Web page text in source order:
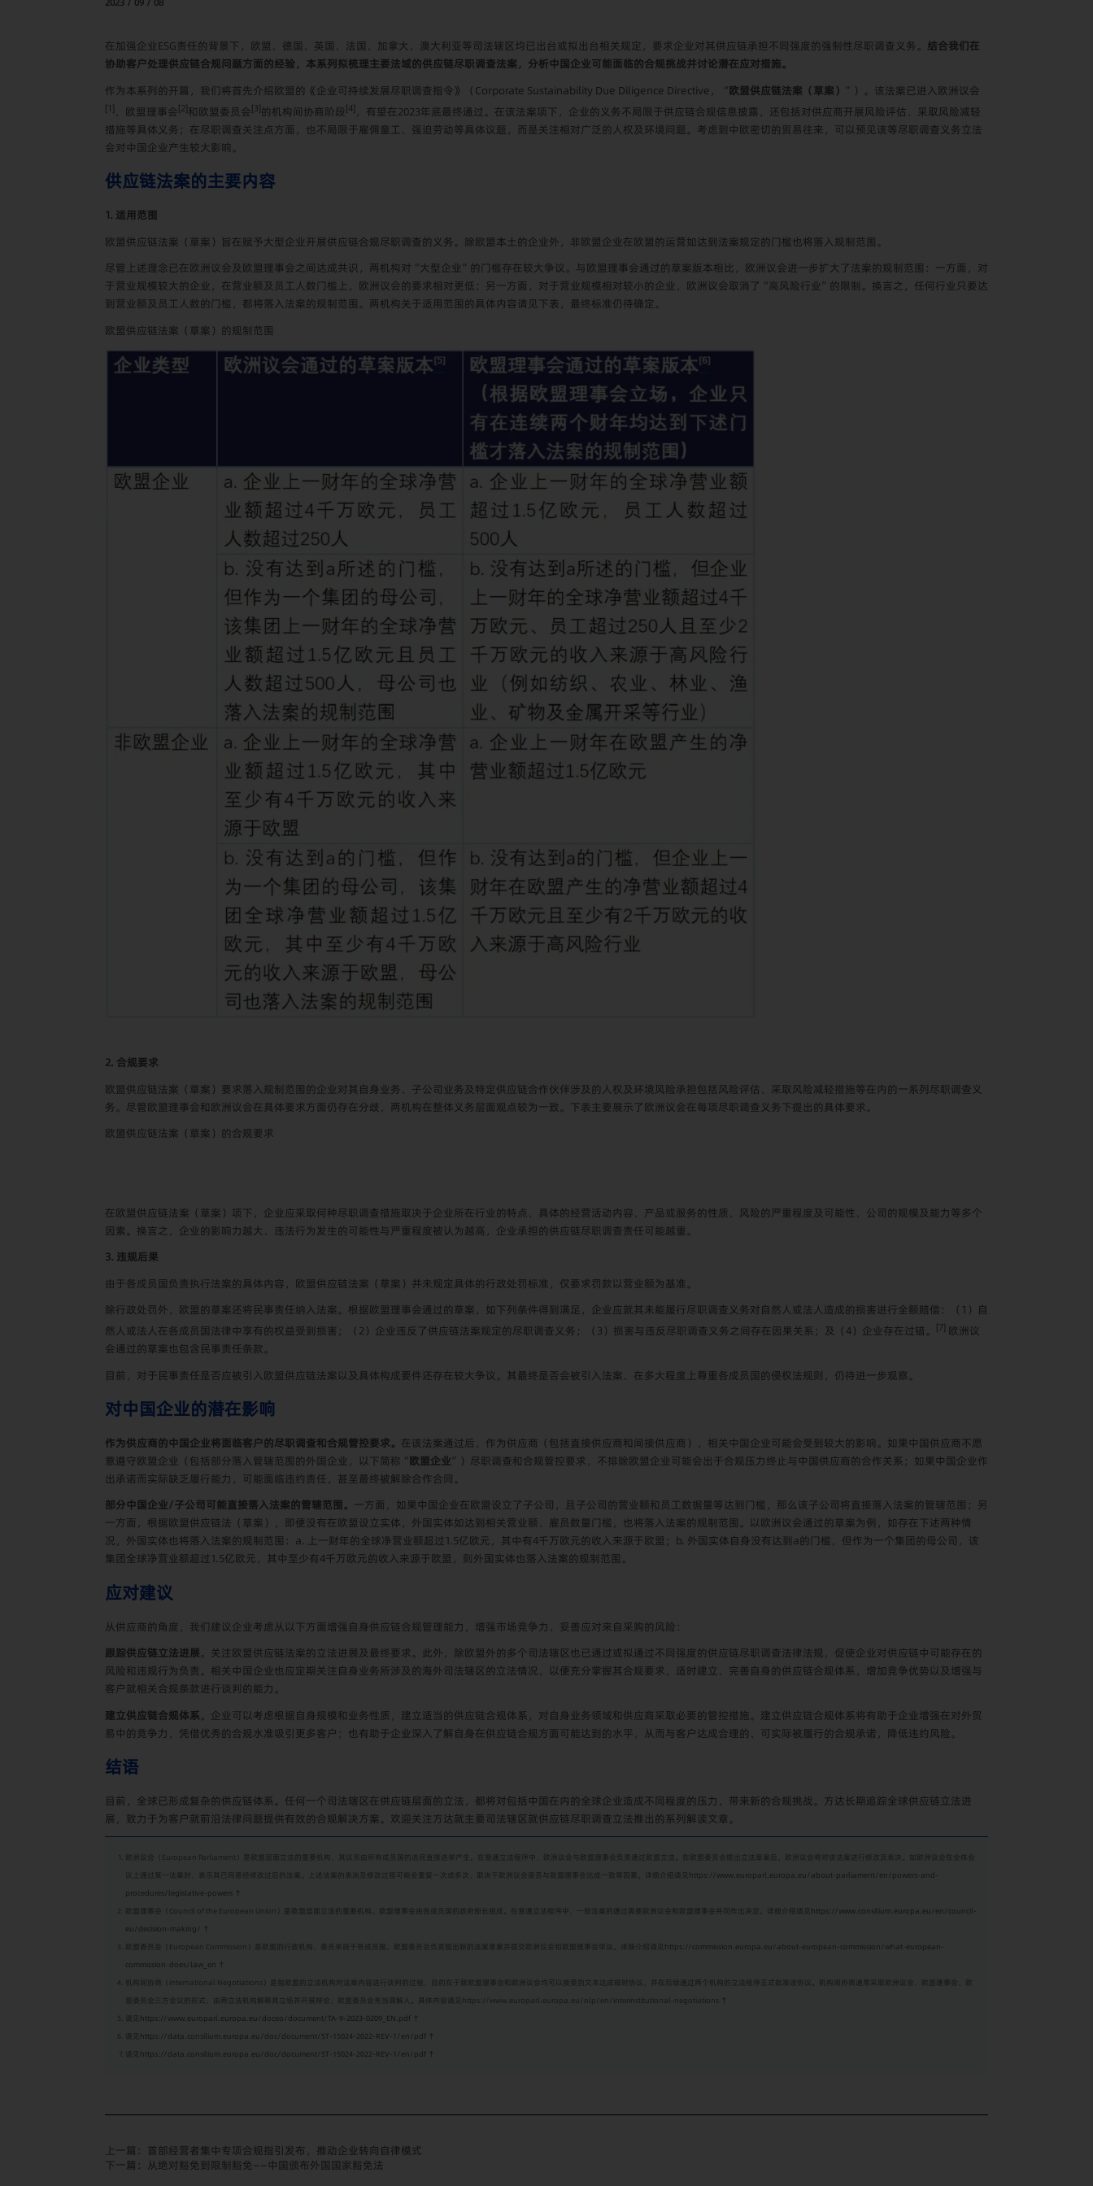
在加强企业ESG责任的背景下，欧盟、德国、英国、法国、加拿大、澳大利亚等司法辖区均已出台或拟出台相关规定，要求企业对其供应链承担不同强度的强制性尽职调查义务。 结合我们在
协助客户处理供应链合规问题方面的经验，本系列拟梳理主要法域的供应链尽职调查法案，分析中国企业可能面临的合规挑战并讨论潜在应对措施。
作为本系列的开篇，我们将首先介绍欧盟的《企业可持续发展尽职调查指令》（Corporate Sustainability Due Diligence Directive，“欧盟供应链法案（草案） ”）。该法案已进入欧洲议会
[1] 、欧盟理事会 [2]和欧盟委员会 [3]的机构间协商阶段[4] ，有望在2023年底最终通过。在该法案项下，企业的义务不局限于供应链合规信息披露，还包括对供应商开展风险评估、采取风险减轻
措施等具体义务；在尽职调查关注点方面，也不局限于雇佣童工、强迫劳动等具体议题，而是关注相对广泛的人权及环境问题。考虑到中欧密切的贸易往来，可以预见该等尽职调查义务立法
会对中国企业产生较大影响。
供应链法案的主要内容
1. 适用范围
欧盟供应链法案（草案）旨在赋予大型企业开展供应链合规尽职调查的义务。除欧盟本土的企业外，非欧盟企业在欧盟的运营如达到法案规定的门槛也将落入规制范围。
尽管上述理念已在欧洲议会及欧盟理事会之间达成共识，两机构对“大型企业”的门槛存在较大争议。与欧盟理事会通过的草案版本相比，欧洲议会进一步扩大了法案的规制范围：一方面，对
于营业规模较大的企业，在营业额及员工人数门槛上，欧洲议会的要求相对更低；另一方面，对于营业规模相对较小的企业，欧洲议会取消了“高风险行业”的限制。换言之，任何行业只要达
到营业额及员工人数的门槛，都将落入法案的规制范围。两机构关于适用范围的具体内容请见下表，最终标准仍待确定。
欧盟供应链法案（草案）的规制范围
2. 合规要求
欧盟供应链法案（草案）要求落入规制范围的企业对其自身业务、子公司业务及特定供应链合作伙伴涉及的人权及环境风险承担包括风险评估、采取风险减轻措施等在内的一系列尽职调查义
务。尽管欧盟理事会和欧洲议会在具体要求方面仍存在分歧，两机构在整体义务层面观点较为一致。下表主要展示了欧洲议会在每项尽职调查义务下提出的具体要求。
欧盟供应链法案（草案）的合规要求
在欧盟供应链法案（草案）项下，企业应采取何种尽职调查措施取决于企业所在行业的特点、具体的经营活动内容、产品或服务的性质、风险的严重程度及可能性、公司的规模及能力等多个
因素。换言之，企业的影响力越大、违法行为发生的可能性与严重程度被认为越高，企业承担的供应链尽职调查责任可能越重。
3. 违规后果
由于各成员国负责执行法案的具体内容，欧盟供应链法案（草案）并未规定具体的行政处罚标准，仅要求罚款以营业额为基准。
除行政处罚外，欧盟的草案还将民事责任纳入法案。根据欧盟理事会通过的草案，如下列条件得到满足，企业应就其未能履行尽职调查义务对自然人或法人造成的损害进行全额赔偿：（1）自
然人或法人在各成员国法律中享有的权益受到损害；（2）企业违反了供应链法案规定的尽职调查义务；（3）损害与违反尽职调查义务之间存在因果关系；及（4）企业存在过错。
[7] 欧洲议
会通过的草案也包含民事责任条款。
目前，对于民事责任是否应被引入欧盟供应链法案以及具体构成要件还存在较大争议。其最终是否会被引入法案、在多大程度上尊重各成员国的侵权法规则，仍待进一步观察。
对中国企业的潜在影响
作为供应商的中国企业将面临客户的尽职调查和合规管控要求。 在该法案通过后，作为供应商（包括直接供应商和间接供应商），相关中国企业可能会受到较大的影响。如果中国供应商不愿
意遵守欧盟企业（包括部分落入管辖范围的外国企业，以下简称“欧盟企业”）尽职调查和合规管控要求，不排除欧盟企业可能会出于合规压力终止与中国供应商的合作关系；如果中国企业作
出承诺而实际缺乏履行能力，可能面临违约责任，甚至最终被解除合作合同。
部分中国企业/子公司可能直接落入法案的管辖范围。
一方面，如果中国企业在欧盟设立了子公司，且子公司的营业额和员工数据量等达到门槛，那么该子公司将直接落入法案的管辖范围；另
一方面，根据欧盟供应链法（草案），即便没有在欧盟设立实体，外国实体如达到相关营业额、雇员数量门槛，也将落入法案的规制范围。以欧洲议会通过的草案为例，如存在下述两种情
况，外国实体也将落入法案的规制范围：a. 上一财年的全球净营业额超过1.5亿欧元，其中有4千万欧元的收入来源于欧盟；b. 外国实体自身没有达到a的门槛，但作为一个集团的母公司，该
集团全球净营业额超过1.5亿欧元，其中至少有4千万欧元的收入来源于欧盟，则外国实体也落入法案的规制范围。
应对建议
从供应商的角度，我们建议企业考虑从以下方面增强自身供应链合规管理能力，增强市场竞争力、妥善应对来自采购的风险：
跟踪供应链立法进展。关注欧盟供应链法案的立法进展及最终要求。此外，除欧盟外的多个司法辖区也已通过或拟通过不同强度的供应链尽职调查法律法规，促使企业对供应链中可能存在的
风险和违规行为负责。相关中国企业也应定期关注自身业务所涉及的海外司法辖区的立法情况，以便充分掌握其合规要求，适时建立、完善自身的供应链合规体系，增加竞争优势以及增强与
客户就相关合规条款进行谈判的能力。
建立供应链合规体系。企业可以考虑根据自身规模和业务性质，建立适当的供应链合规体系，对自身业务领域和供应商采取必要的管控措施。建立供应链合规体系将有助于企业增强在对外贸
易中的竞争力，凭借优秀的合规水准吸引更多客户；也有助于企业深入了解自身在供应链合规方面可能达到的水平，从而与客户达成合理的、可实际被履行的合规承诺，降低违约风险。
结语
目前，全球已形成复杂的供应链体系。任何一个司法辖区在供应链层面的立法，都将对包括中国在内的全球企业造成不同程度的压力，带来新的合规挑战。方达长期追踪全球供应链立法进
展，致力于为客户就前沿法律问题提供有效的合规解决方案。欢迎关注方达就主要司法辖区就供应链尽职调查立法推出的系列解读文章。
欧洲议会（European Parliament）是欧盟层面立法的重要机构，其议员由所有成员国的选民直接选举产生。在普通立法程序中，欧洲议会与欧盟理事会负责通过欧盟立法。在欧盟委员会提出立法草案后，欧洲议会将对该法案进行修改及表决。如欧洲议会在全体会
议上通过某一法案时，表示其已同意经修改过后的法案。上述法案的表决及修改过程可能会重复一次或多次，取决于欧洲议会是否与欧盟理事会达成一致等因素。详细介绍请见 https://www.europarl.europa.eu/about-parliament/en/powers-and-
procedures/legislative-powers ↑
欧盟理事会（Council of the European Union）是欧盟层面立法的重要机构。欧盟理事会由各成员国的政府部长组成。在普通立法程序中，一部法案的通过需要欧洲议会和欧盟理事会共同作出决定。详细介绍请见 https://www.consilium.europa.eu/en/council-
eu/decision-making/ ↑
欧盟委员会（European Commission）是欧盟的行政机构，委员来自于各成员国。欧盟委员会负责提出新的法案草案并提交欧洲议会和欧盟理事会审议。详细介绍请见 https://commission.europa.eu/about-european-commission/what-european-
commission-does/law_en ↑
机构间协商（international Negotiations）是指欧盟的立法机构对法案内容进行谈判的过程，目的在于就欧盟理事会和欧洲议会均可以接受的文本达成临时协议，并在后续通过两个机构的立法程序正式批准该协议。机构间协商通常采取欧洲议会、欧盟理事会、欧
盟委员会三方会议的形式，由两立法机构解释其立场并开展辩论，欧盟委员会充当调解人。具体内容请见https://www.europarl.europa.eu/olp/en/interinstitutional-negotiations
↑
请见 https://www.europarl.europa.eu/doceo/document/TA-9-2023-0209_EN.pdf ↑
请见 https://data.consilium.europa.eu/doc/document/ST-15024-2022-REV-1/en/pdf ↑
请见 https://data.consilium.europa.eu/doc/document/ST-15024-2022-REV-1/en/pdf ↑
上一篇： 首部经营者集中专项合规指引发布，推动企业转向自律模式
下一篇： 从绝对豁免到限制豁免——中国颁布外国国家豁免法